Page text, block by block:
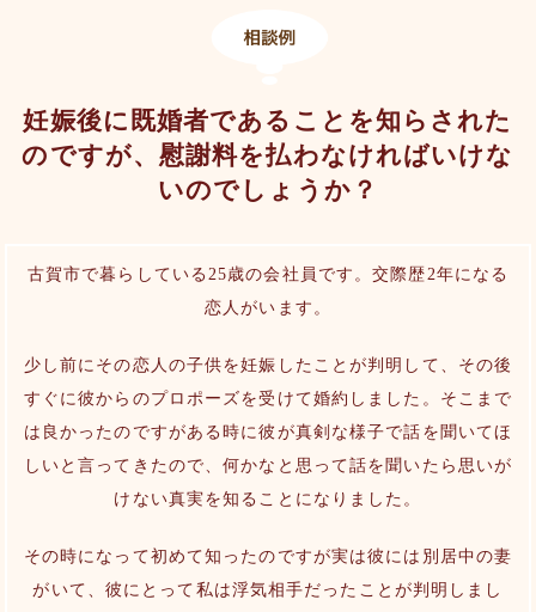
妊娠後に既婚者であることを知らされた
のですが、慰謝料を払わなければいけな
いのでしょうか？
古賀市で暮らしている25歳の会社員です。交際歴2年になる
恋人がいます。
少し前にその恋人の子供を妊娠したことが判明して、その後
すぐに彼からのプロポーズを受けて婚約しました。そこまで
は良かったのですがある時に彼が真剣な様子で話を聞いてほ
しいと言ってきたので、何かなと思って話を聞いたら思いが
けない真実を知ることになりました。
その時になって初めて知ったのですが実は彼には別居中の妻
がいて、彼にとって私は浮気相手だったことが判明しまし